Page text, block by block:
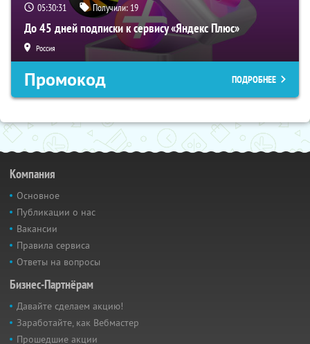
05:30:30 Получили: 19
До 45 дней подписки к сервису «Яндекс Плюс»
Россия
Промокод ПОДРОБНЕЕ
Компания
Основное
Публикации о нас
Вакансии
Правила сервиса
Ответы на вопросы
Бизнес-Партнёрам
Давайте сделаем акцию!
Заработайте, как Вебмастер
Прошедшие акции